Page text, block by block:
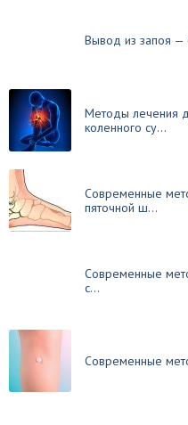
Вывод из запоя
Методы лечения
коленного су...
Современные
пяточной ш...
Современные
с...
Современные